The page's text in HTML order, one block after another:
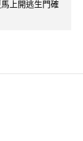
上開逃生門確